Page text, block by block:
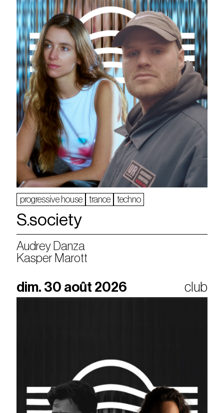
progressive house trance techno
S.society
Audrey Danza
Kasper Marott
dim. 30 août 2026 club